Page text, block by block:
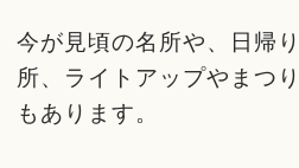
今が見頃の名所や、日帰
所、ライトアップやまつ
もあります。